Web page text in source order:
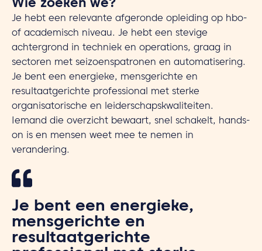
Wie zoeken we?
Je hebt een relevante afgeronde opleiding op hbo-
of academisch niveau. Je hebt een stevige
achtergrond in techniek en operations, graag in
sectoren met seizoenspatronen en automatisering.
Je bent een energieke, mensgerichte en
resultaatgerichte professional met sterke
organisatorische en leiderschapskwaliteiten.
Iemand die overzicht bewaart, snel schakelt, hands-
on is en mensen weet mee te nemen in
verandering.
Je bent een energieke,
mensgerichte en
resultaatgerichte